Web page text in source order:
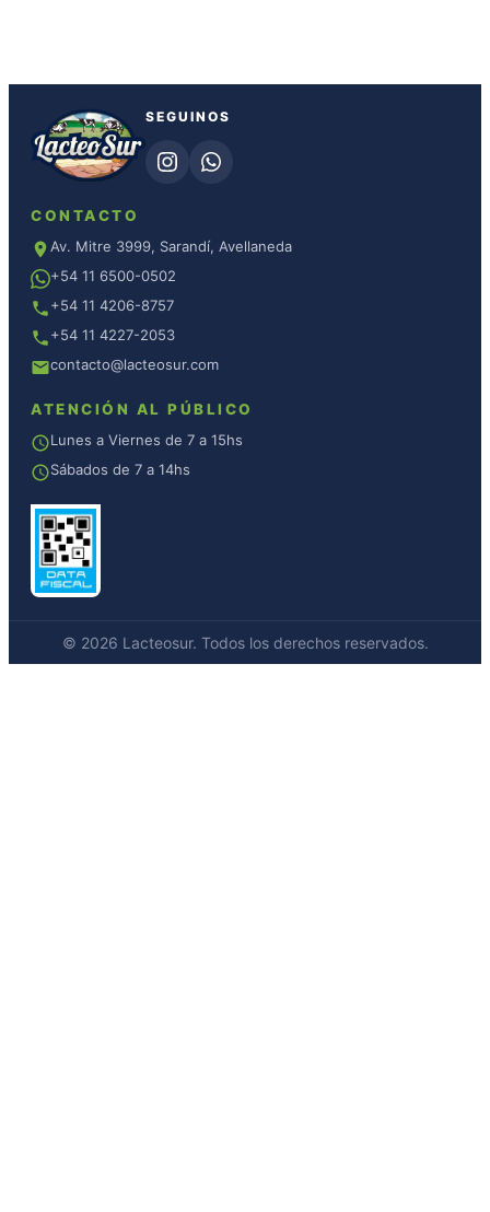
SEGUINOS
CONTACTO
Av. Mitre 3999, Sarandí, Avellaneda
+54 11 6500-0502
+54 11 4206-8757
+54 11 4227-2053
contacto@lacteosur.com
ATENCIÓN AL PÚBLICO
Lunes a Viernes de 7 a 15hs
Sábados de 7 a 14hs
© 2026 Lacteosur. Todos los derechos reservados.